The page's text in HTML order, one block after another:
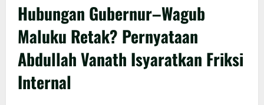
Hubungan Gubernur–Wagub
Maluku Retak? Pernyataan
Abdullah Vanath Isyaratkan Friksi
Internal